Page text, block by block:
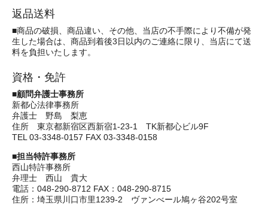
返品送料
■商品の破損、商品違い、その他、当店の不手際により不備が発
生した場合は、商品到着後3日以内のご連絡に限り、当店にて送
料を負担いたします。
資格・免許
■顧問弁護士事務所
新都心法律事務所
弁護士 野島 梨恵
住所 東京都新宿区西新宿1-23-1 TK新都心ビル9F
TEL 03-3348-0157 FAX 03-3348-0158
■担当特許事務所
西山特許事務所
弁理士 西山 貴大
電話：048-290-8712 FAX：048-290-8715
住所：埼玉県川口市里1239-2 ヴァンべール鳩ヶ谷202号室